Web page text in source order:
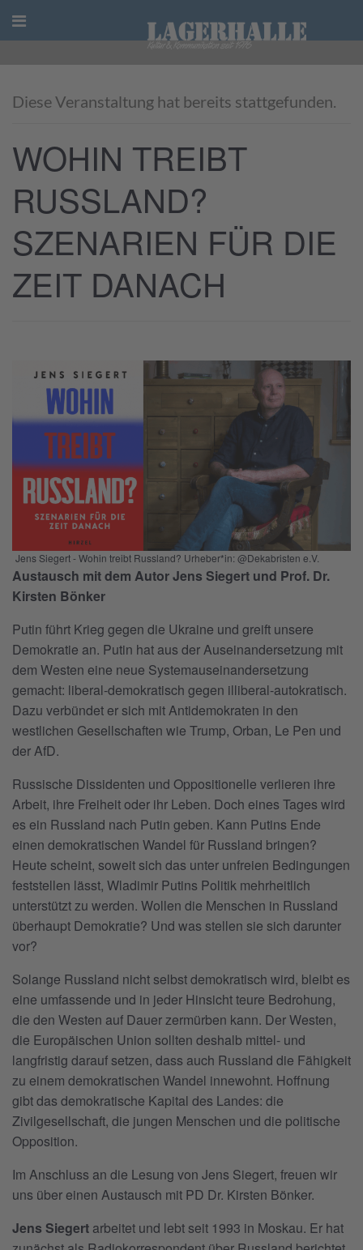
Skip
to
Diese Veranstaltung hat bereits stattgefunden.
WOHIN TREIBT
RUSSLAND?
SZENARIEN FÜR DIE
ZEIT DANACH
Jens Siegert - Wohin treibt Russland? Urheber*in: @Dekabristen e.V.
Austausch mit dem Autor Jens Siegert und Prof. Dr.
Kirsten Bönker
Putin führt Krieg gegen die Ukraine und greift unsere
Demokratie an. Putin hat aus der Auseinandersetzung mit
dem Westen eine neue Systemauseinandersetzung
gemacht: liberal-demokratisch gegen illiberal-autokratisch.
Dazu verbündet er sich mit Antidemokraten in den
westlichen Gesellschaften wie Trump, Orban, Le Pen und
der AfD.
Russische Dissidenten und Oppositionelle verlieren ihre
Arbeit, ihre Freiheit oder ihr Leben. Doch eines Tages wird
es ein Russland nach Putin geben. Kann Putins Ende
einen demokratischen Wandel für Russland bringen?
Heute scheint, soweit sich das unter unfreien Bedingungen
feststellen lässt, Wladimir Putins Politik mehrheitlich
unterstützt zu werden. Wollen die Menschen in Russland
überhaupt Demokratie? Und was stellen sie sich darunter
vor?
Solange Russland nicht selbst demokratisch wird, bleibt es
eine umfassende und in jeder Hinsicht teure Bedrohung,
die den Westen auf Dauer zermürben kann. Der Westen,
die Europäischen Union sollten deshalb mittel- und
langfristig darauf setzen, dass auch Russland die Fähigkeit
zu einem demokratischen Wandel innewohnt. Hoffnung
gibt das demokratische Kapital des Landes: die
Zivilgesellschaft, die jungen Menschen und die politische
Opposition.
Im Anschluss an die Lesung von Jens Siegert, freuen wir
uns über einen Austausch mit PD Dr. Kirsten Bönker.
Jens Siegert arbeitet und lebt seit 1993 in Moskau. Er hat